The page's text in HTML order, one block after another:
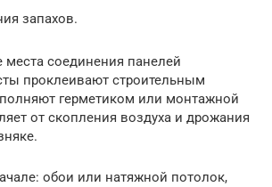
запахов.
места соединения панелей
проклеивают строительным
герметиком или монтажной
от скопления воздуха и дрожания
обои или натяжной потолок,